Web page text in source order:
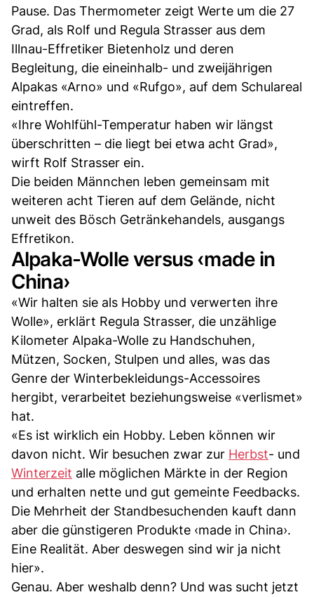
Pause. Das Thermometer zeigt Werte um die 27
Grad, als Rolf und Regula Strasser aus dem
Illnau-Effretiker Bietenholz und deren
Begleitung, die eineinhalb- und zweijährigen
Alpakas «Arno» und «Rufgo», auf dem Schulareal
eintreffen.
«Ihre Wohlfühl-Temperatur haben wir längst
überschritten – die liegt bei etwa acht Grad»,
wirft Rolf Strasser ein.
Die beiden Männchen leben gemeinsam mit
weiteren acht Tieren auf dem Gelände, nicht
unweit des Bösch Getränkehandels, ausgangs
Effretikon.
Alpaka-Wolle versus ‹made in
China›
«Wir halten sie als Hobby und verwerten ihre
Wolle», erklärt Regula Strasser, die unzählige
Kilometer Alpaka-Wolle zu Handschuhen,
Mützen, Socken, Stulpen und alles, was das
Genre der Winterbekleidungs-Accessoires
hergibt, verarbeitet beziehungsweise «verlismet»
hat.
«Es ist wirklich ein Hobby. Leben können wir
davon nicht. Wir besuchen zwar zur Herbst- und
Winterzeit alle möglichen Märkte in der Region
und erhalten nette und gut gemeinte Feedbacks.
Die Mehrheit der Standbesuchenden kauft dann
aber die günstigeren Produkte ‹made in China›.
Eine Realität. Aber deswegen sind wir ja nicht
hier».
Genau. Aber weshalb denn? Und was sucht jetzt